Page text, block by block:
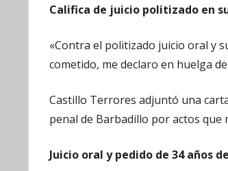
Califica de juicio politizado en
«Contra el politizado juicio oral y
cometido, me declaro en huelga
Castillo Terrores adjuntó una
penal de Barbadillo por actos que
Juicio oral y pedido de 34 años